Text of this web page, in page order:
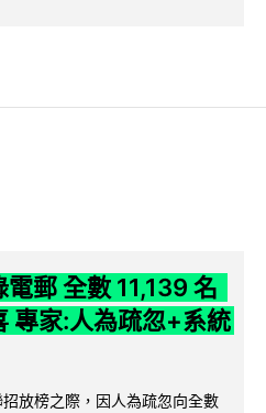
郵 全數 11,139 名
專家:人為疏忽+系統
放榜之際，因人為疏忽向全數